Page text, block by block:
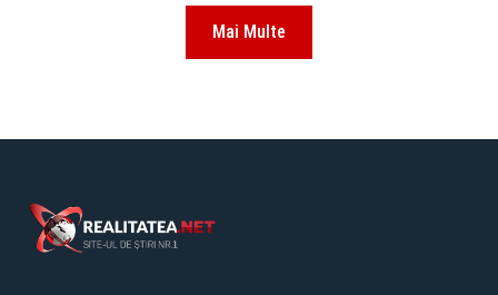
Mai Multe